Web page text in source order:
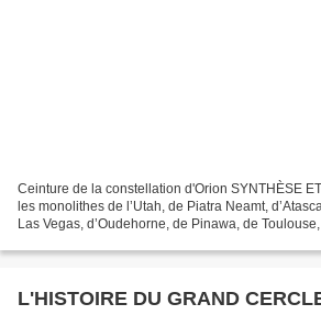
Ceinture de la constellation d'Orion SYNTHÈSE
les monolithes de l’Utah, de Piatra Neamt,
Las Vegas, d’Oudehorne, de Pinawa, de
L'HISTOIRE DU GRAND